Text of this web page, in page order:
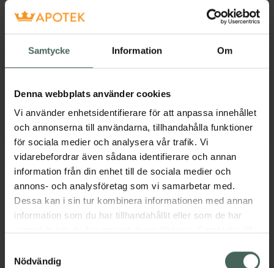
Samtycke Information Om
Denna webbplats använder cookies
Vi använder enhetsidentifierare för att anpassa innehållet
och annonserna till användarna, tillhandahålla funktioner
för sociala medier och analysera vår trafik. Vi
vidarebefordrar även sådana identifierare och annan
information från din enhet till de sociala medier och
annons- och analysföretag som vi samarbetar med.
Dessa kan i sin tur kombinera informationen med annan
information som du har tillhandahållit eller som de har
återkalla ditt samtycke via webbplatsens
Nödvändig
4.6 av 5 i omdöme
GUM Sonic Daily
Svart
Batteridriven
tandborste, 1 st
Pris online
KöpGUM Sonic Daily Svart, 106 kr.
4.7 av 5 i omdöme
GUM Technique PRO
Soft Mjuk
Tandborste, 4 st
KöpGUM